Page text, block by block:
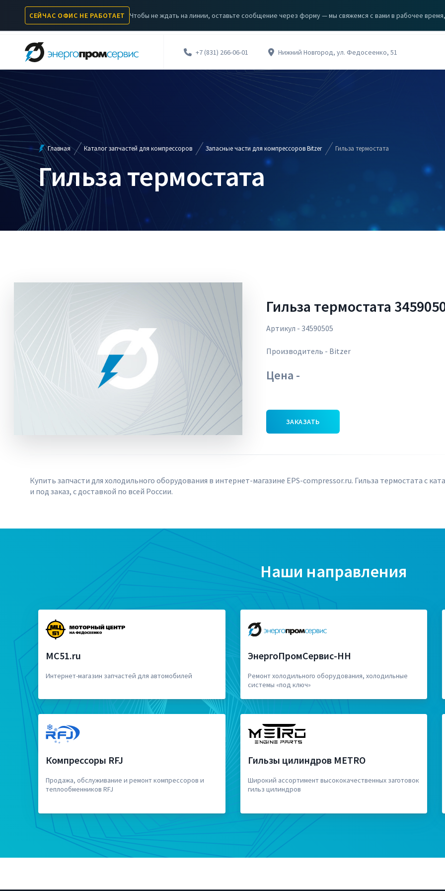
СЕЙЧАС ОФИС НЕ РАБОТАЕТ Чтобы не ждать на линии, оставьте сообщение через форму — мы свяжемся с вами в рабочее
КОМПРЕССОРЫ КАТАЛОГ ЗАПЧАСТЕЙ УСЛУГИ АКЦИИ О КОМПАНИИ КОНТАКТЫ
+7 (831) 266-06-01 Нижний Новгород, ул. Федосеенко, 51
Главная Каталог запчастей для компрессоров Запасные части для компрессоров Bitzer Гильза термостата
Гильза термостата
Гильза термостата
Артикул - 34590505
Производитель - Bitzer
Цена -
ЗАКАЗАТЬ
Купить запчасти для холодильного оборудования в интернет-магазине EPS-compressor.ru. Гильза термостата с
и под заказ, с доставкой по всей России.
Наши направления
MC51.ru
Интернет-магазин запчастей для автомобилей
ЭнергоПромСервис-НН
Ремонт холодильного оборудования, холодильные
системы «под ключ»
Компрессоры RFJ
Продажа, обслуживание и ремонт компрессоров и
теплообменников RFJ
Гильзы цилиндров METRO
Широкий ассортимент высококачественных заготовок
гильз цилиндров